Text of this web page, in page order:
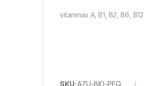
vitaminas A, B1, B2, B6,
SKU:AZU-BIO-PEQ